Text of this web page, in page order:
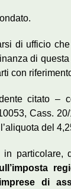
di ufficio
di
con
citato –
Cass.
del
particolare,
di